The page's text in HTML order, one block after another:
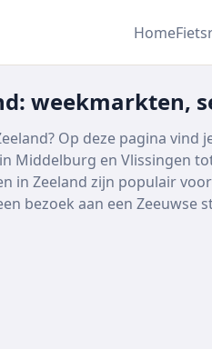
Home
weekmarkten,
Op deze pagina
Middelburg en Vlissingen
in Zeeland zijn populair
bezoek aan een Zeeuwse